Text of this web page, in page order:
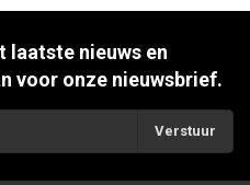
laatste nieuws en
voor onze nieuwsbrief.
Verstuur